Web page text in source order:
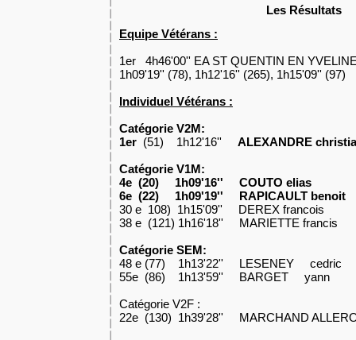
Les Résultats
Equipe Vétérans :
1er 4h46'00'' EA ST QUENTIN EN
1h09'19'' (78), 1h12'16'' (265), 1h15'09'' (97)
Individuel Vétérans :
Catégorie V2M:
1er (51) 1h12'16''
ALEXANDRE
Catégorie V1M:
4e (20) 1h09'16'' COUTO elias
6e (22) 1h09'19'' RAPICAULT benoit
30 e 108) 1h15'09'' DEREX francois
38 e (121) 1h16'18'' MARIETTE francis
Catégorie SEM:
48 e (77) 1h13'22'' LESENEY cedric
55e (86) 1h13'59'' BARGET yann
Catégorie V2F :
22e (130) 1h39'28'' MARCHAND